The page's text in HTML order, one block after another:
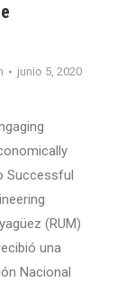
junio 5, 2020
Successful
(RUM)
una
Nacional